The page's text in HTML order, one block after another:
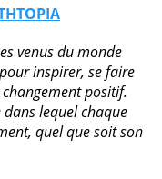
venus du monde
inspirer, se faire
positif.
lequel chaque
quel que soit son